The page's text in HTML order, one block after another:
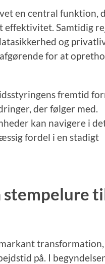
en central funktion,
effektivitet. Samtidig
og
for at
fremtid
der følger med.
kan navigere i
fordel i en stadigt
stempelure
på. I